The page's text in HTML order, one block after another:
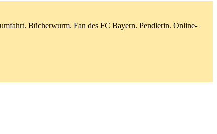
Bücherwurm. Fan des FC Bayern. Pendlerin. Online-